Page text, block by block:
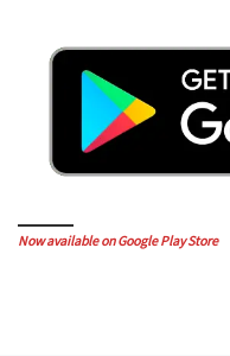
Now available on Google Play Store